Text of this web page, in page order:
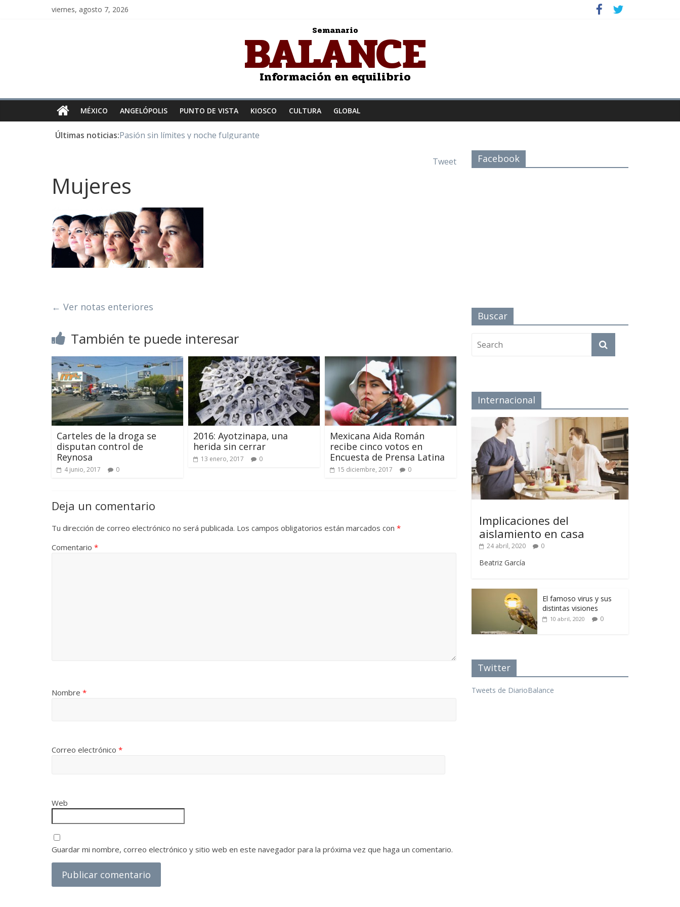
viernes, agosto 7, 2026
Semanario
BALANCE
Información en equilibrio
MÉXICO ANGELÓPOLIS PUNTO DE VISTA KIOSCO CULTURA GLOBAL
Últimas noticias:Pasión sin límites y noche fulgurante
Juntos hasta el último minuto
Tweet
Mujeres
← Ver notas enteriores
También te puede interesar
Carteles de la droga se
disputan control de
Reynosa
4 junio, 2017 0
2016: Ayotzinapa, una
herida sin cerrar
13 enero, 2017 0
Mexicana Aida Román
recibe cinco votos en
Encuesta de Prensa Latina
15 diciembre, 2017 0
Deja un comentario
Tu dirección de correo electrónico no será publicada. Los campos obligatorios están marcados con *
Comentario *
Nombre *
Correo electrónico *
Web
Guardar mi nombre, correo electrónico y sitio web en este navegador para la próxima vez que haga un comentario.
Facebook
Buscar
Internacional
Implicaciones del
aislamiento en casa
24 abril, 2020 0
Beatriz García
El famoso virus y sus
distintas visiones
10 abril, 2020 0
Twitter
Tweets de DiarioBalance